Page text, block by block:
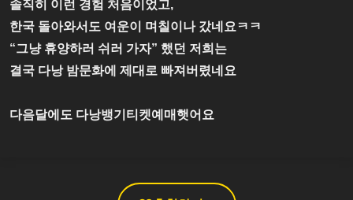
솔직히 이런 경험 처음이었고,
한국 돌아와서도 여운이 며칠이나 갔네요ㅋㅋ
“그냥 휴양하러 쉬러 가자” 했던 저희는
결국 다낭 밤문화에 제대로 빠져버렸네요
다음달에도 다낭뱅기티켓예매햇어요